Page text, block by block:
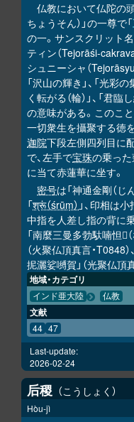
仏教において仏陀の
ちょうそん）」の一尊で「
の一。サンスクリット
ティン（Tejorāśi-
シュニーシャ（
「沢山の輝き」、「光彩
く転がる（輪）」、「君
の意味がある。このこ
一切衆生を攝聚する徳
迦院下段左側四列目に
で、左手で宝珠の乗っ
に当て赤蓮華に坐す。
密号は「神通金剛（じ
「श्रूं（śrūṃ） 」、印相は
中指を人差し指の背に
「南麼三曼多勃馱喃怛 𭌇
（火聚仏頂真言・T0848
抳灑娑嚩賀」（光聚仏頂真
地域・カテゴリ
インド亜大陸 仏教
文献
44 47
Last-update:
2026-02-24
后稷 こうしょく
Hòu-jì